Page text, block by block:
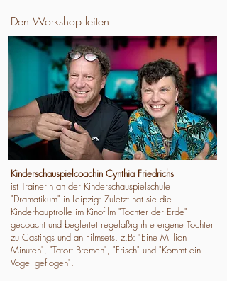
Den Workshop leiten:
Kinderschauspielcoachin Cynthia Friedrichs
ist Trainerin an der Kinderschauspielschule
"Dramatikum" in Leipzig: Zuletzt hat sie die
Kinderhauptrolle im Kinofilm "Tochter der Erde"
gecoacht und begleitet regeläßig ihre eigene Tochter
zu Castings und an Filmsets, z.B: "Eine Million
Minuten", "Tatort Bremen", "Frisch" und "Kommt ein
Vogel geflogen".